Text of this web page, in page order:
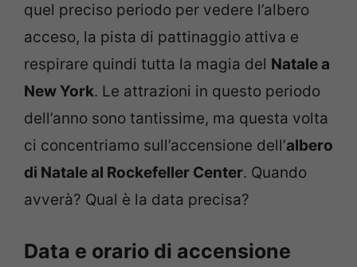
quel preciso periodo per vedere l’albero
acceso, la pista di pattinaggio attiva e
respirare quindi tutta la magia del Natale a
New York. Le attrazioni in questo periodo
dell’anno sono tantissime, ma questa volta
ci concentriamo sull’accensione dell’albero
di Natale al Rockefeller Center. Quando
avverà? Qual è la data precisa?
Data e orario di accensione